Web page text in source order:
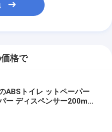
格で
ABSトイレ ットペーパー
ー ディスペンサー200mm